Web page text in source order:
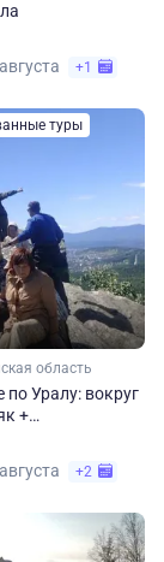
+1
туры
область
по Уралу: вокруг
+
сопка
+2